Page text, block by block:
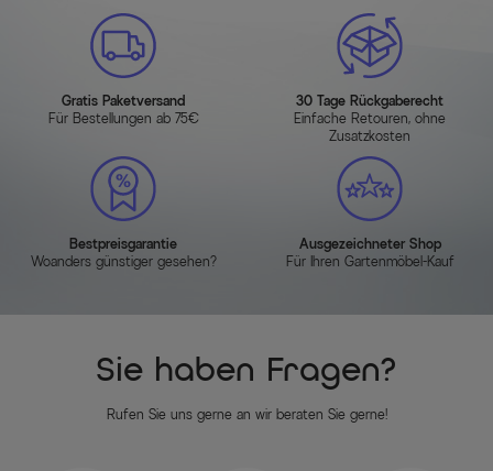
Gratis Paketversand
Für Bestellungen ab 75€
30 Tage Rückgaberecht
Einfache Retouren, ohne
Zusatzkosten
Bestpreisgarantie
Woanders günstiger gesehen?
Ausgezeichneter Shop
Für Ihren Gartenmöbel-Kauf
Sie haben Fragen?
Rufen Sie uns gerne an wir beraten Sie gerne!